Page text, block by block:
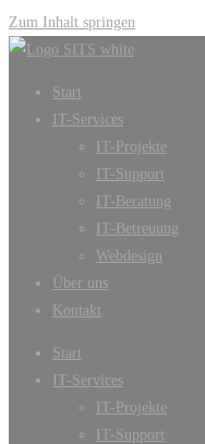
Zum Inhalt springen
Start
IT-Services
IT-Projekte
IT-Support
IT-Beratung
IT-Betreuung
Webdesign
Über uns
Kontakt
Start
IT-Services
IT-Projekte
IT-Support